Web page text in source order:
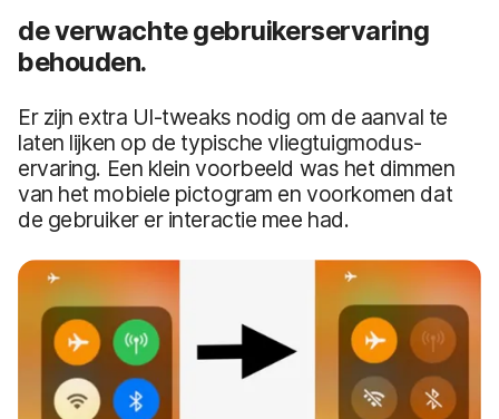
de verwachte gebruikerservaring
behouden.
Er zijn extra UI-tweaks nodig om de aanval te
laten lijken op de typische vliegtuigmodus-
ervaring. Een klein voorbeeld was het dimmen
van het mobiele pictogram en voorkomen dat
de gebruiker er interactie mee had.